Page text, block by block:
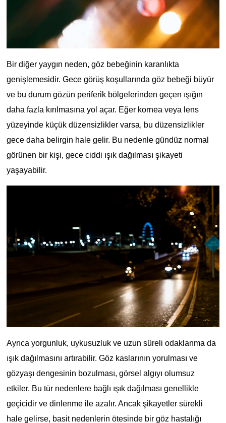
Bir diğer yaygın neden, göz bebeğinin karanlıkta
genişlemesidir. Gece görüş koşullarında göz bebeği büyür
ve bu durum gözün periferik bölgelerinden geçen ışığın
daha fazla kırılmasına yol açar. Eğer kornea veya lens
yüzeyinde küçük düzensizlikler varsa, bu düzensizlikler
gece daha belirgin hale gelir. Bu nedenle gündüz normal
görünen bir kişi, gece ciddi ışık dağılması şikayeti
yaşayabilir.
Ayrıca yorgunluk, uykusuzluk ve uzun süreli odaklanma da
ışık dağılmasını artırabilir. Göz kaslarının yorulması ve
gözyaşı dengesinin bozulması, görsel algıyı olumsuz
etkiler. Bu tür nedenlere bağlı ışık dağılması genellikle
geçicidir ve dinlenme ile azalır. Ancak şikayetler sürekli
hale gelirse, basit nedenlerin ötesinde bir göz hastalığı